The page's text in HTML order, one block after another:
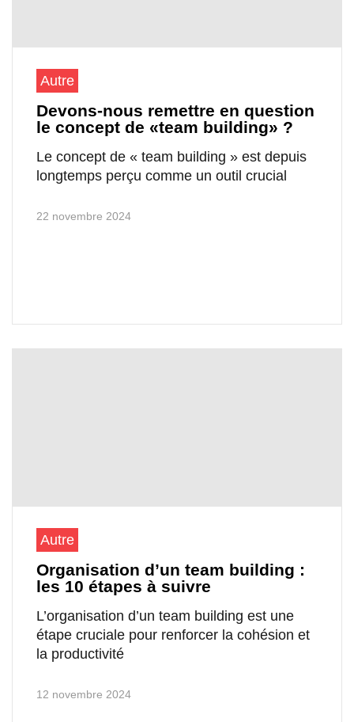
Autre
Devons-nous remettre en question
le concept de «team building» ?
Le concept de « team building » est depuis
longtemps perçu comme un outil crucial
22 novembre 2024
Autre
Organisation d’un team building :
les 10 étapes à suivre
L’organisation d’un team building est une
étape cruciale pour renforcer la cohésion et
la productivité
12 novembre 2024